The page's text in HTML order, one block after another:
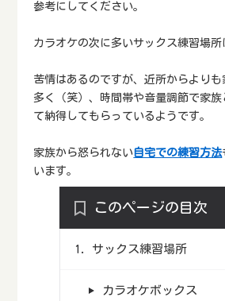
参考にしてください。
カラオケの次に多いサックス練習場所
苦情はあるのですが、近所からより
多く（笑）、時間帯や音量調節で家
て納得してもらっているようです。
家族から怒られない自宅での練習方法
います。
このページの目次
サックス練習場所
カラオケボックス